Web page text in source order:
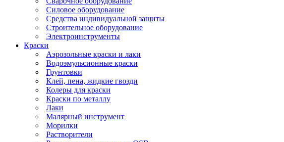
Силовое оборудование
Средства индивидуальной защиты
Строительное оборудование
Электроинструменты
Краски
Аэрозольные краски и лаки
Водоэмульсионные краски
Грунтовки
Клей, пена, жидкие гвозди
Колеры для краски
Краски по металлу
Лаки
Малярный инструмент
Морилки
Растворители